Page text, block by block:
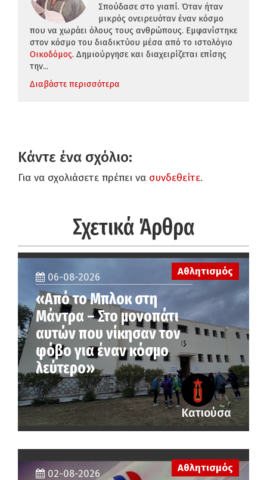
Σπούδασε στο γιαπί. Όταν ήταν
μικρός ονειρευόταν έναν κόσμο
που να χωράει όλους τους ανθρώπους. Εμφανίστηκε
στον κόσμο του διαδικτύου μέσα από το ιστολόγιο
Οικοδόμος. Δημιούργησε και διαχειρίζεται επίσης
την...
Διαβάστε περισσότερα
Κάντε ένα σχόλιο:
Για να σχολιάσετε πρέπει να συνδεθείτε.
Σχετικά Άρθρα
Αθλητισμός
06-08-2026
«Από το Μπλοκ στη
Μάντρα – Στο μονοπάτι
αυτών που νίκησαν τον
φόβο για έναν κόσμο
λεύτερο»
Κατιούσα
02-08-2026
Αθλητισμός